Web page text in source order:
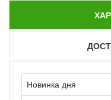
Новинка дня